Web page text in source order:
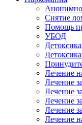
Снятие
Помощь
УБОД
Лечение
Лечение
Лечение
Лечение
Лечение
Лечение